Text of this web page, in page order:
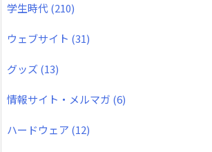
学生時代(210)
ウェブサイト (31)
グッズ (13)
情報サイト・メルマガ (6)
ハードウェア (12)